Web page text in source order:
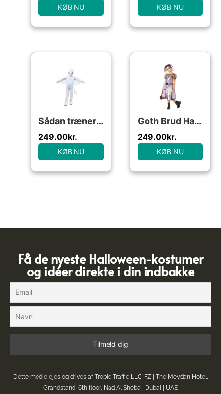
KØB NU KØB NU
Sådan træner du din drage – Lysskygge Kostume til børn(Str. 104)
249.00kr.
KØB NU
Goth Brud Halloween børne Kjole
249.00kr.
KØB NU
Få de nyeste Halloween-kostumer
og idéer direkte i din indbakke
Dette medie ejes og drives af Tropic Traffic LLC-FZ | The Meydan Hotel,
Grandstand, 6th floor, Nad Al Sheba | Dubai | UAE